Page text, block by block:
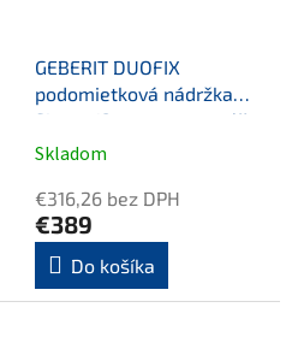
GEBERIT DUOFIX
podomietková nádržka
Sigma 12cm, pre montáž
do sadrokartónu
Skladom
€316,26 bez DPH
€389
Do košíka